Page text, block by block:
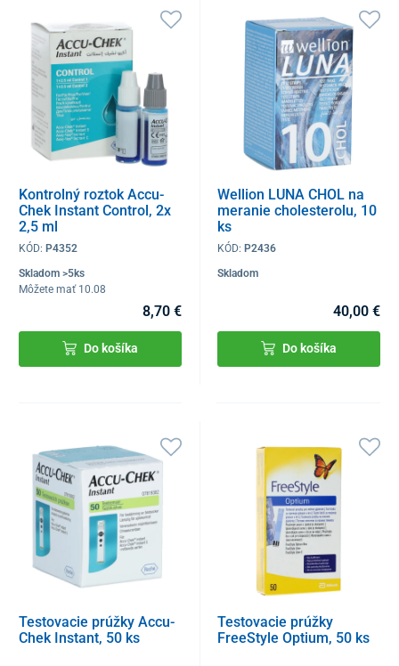
Kontrolný roztok Accu-
Chek Instant Control, 2x
2,5 ml
KÓD: P4352
Skladom >5ks
Môžete mať 10.08
8,70 €
Do košíka
Wellion LUNA CHOL na
meranie cholesterolu, 10
ks
KÓD:P2436
Skladom
40,00 €
Do košíka
Testovacie prúžky Accu-
Chek Instant, 50 ks
Testovacie prúžky
FreeStyle Optium, 50 ks